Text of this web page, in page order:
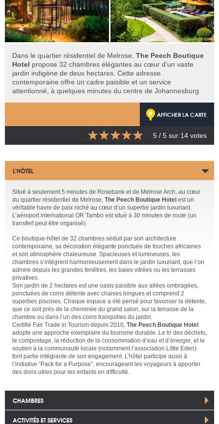
Dans le quartier résidentiel de Melrose, The Peech Boutique
Hotel propose 32 chambres élégantes au cœur d’un vaste
jardin indigène de deux hectares. Cette adresse
contemporaine offre un cadre paisible et un service
attentionné, à quelques minutes du centre de Johannesburg.
AFFICHER LA CARTE
5 / 5 sur 14 votes
L’HÔTEL
Situé à seulement 5 minutes de Rosebank et de Melrose Arch, au cœur
du quartier résidentiel de Melrose, The Peech Boutique Hotel est un
véritable havre de paix niché au cœur d’un superbe jardin luxuriant.
L’aéroport international OR Tambo est situé à 30 minutes de route (un
transfert peut être organisé).
Ce boutique-hôtel de 32 chambres séduit par son architecture
contemporaine, sa décoration élégante ponctuée de touches africaines
et son atmosphère chaleureuse. Spacieuses et lumineuses, les
chambres s’intègrent harmonieusement dans le jardin luxuriant, que l’on
admire depuis les grandes fenêtres, les baies vitrées ou les terrasses
privatives.
Son jardin de 2 hectares est une oasis paisible aux allées ombragées,
ponctuées de coins détente avec chaises longues et comprend 2
superbes piscines. Chaque espace a été pensé pour favoriser la détente,
que ce soit près de la cheminée du grand salon, sur la terrasse de la
chambre ou dans l’un des coins tranquilles du jardin.
Certifié Fair Trade in Tourism depuis 2010, The Peech Boutique Hotel
adopte une approche exemplaire du tourisme durable. Le tri des déchets,
le compostage, la réduction de la consommation d’eau et d’énergie, et le
soutien à la communauté locale (notamment l’association Little Eden)
font partie intégrante de son engagement. L’hôtel participe aussi à
l’initiative “Pack for a Purpose”, encourageant les voyageurs à apporter
des dons utiles pour les enfants en difficulté.
CHAMBRES
ACTIVITÉS ET SERVICES